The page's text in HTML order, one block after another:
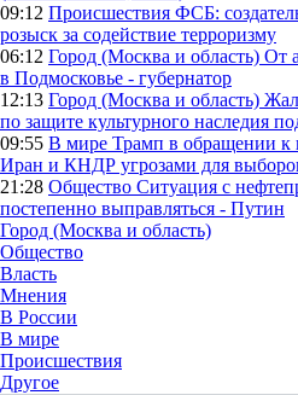
09:12 Происшествия ФСБ:
розыск за содействие терроризму
06:12 Город (Москва и область) От
в Подмосковье - губернатор
12:13 Город (Москва и область)
по защите культурного наследия
09:55 В мире Трамп в обращении к
Иран и КНДР угрозами для
21:28 Общество Ситуация с
постепенно выправляться - Путин
Город (Москва и область)
Общество
Власть
Мнения
В России
В мире
Происшествия
Другое